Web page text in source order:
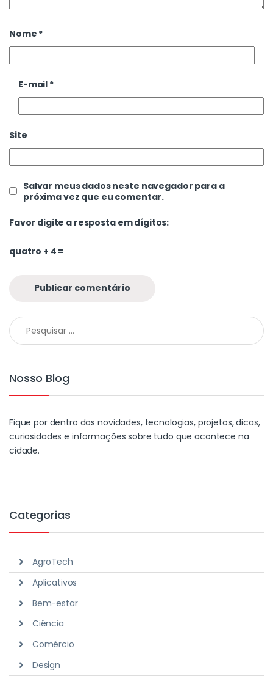
Nome *
E-mail *
Site
Salvar meus dados neste navegador para a
próxima vez que eu comentar.
Favor digite a resposta em dígitos:
quatro + 4 =
Nosso Blog
Fique por dentro das novidades, tecnologias, projetos, dicas,
curiosidades e informações sobre tudo que acontece na
cidade.
Categorias
AgroTech
Aplicativos
Bem-estar
Ciência
Comércio
Design